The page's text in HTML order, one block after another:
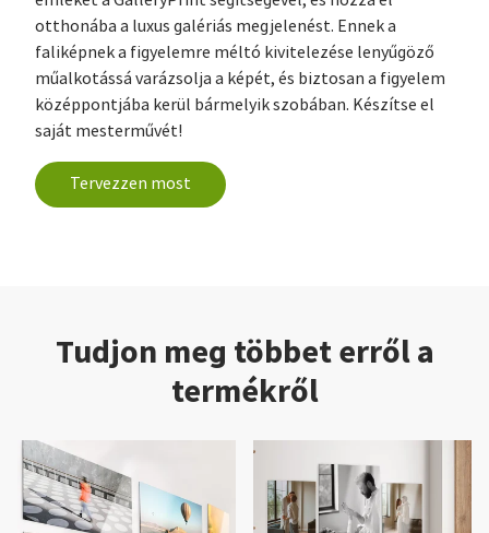
otthonába a luxus galériás megjelenést. Ennek a
faliképnek a figyelemre méltó kivitelezése lenyűgöző
műalkotássá varázsolja a képét, és biztosan a figyelem
középpontjába kerül bármelyik szobában. Készítse el
saját mesterművét!
Tervezzen most
Tudjon meg többet erről a
termékről